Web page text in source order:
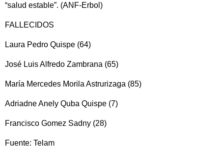
“salud estable”. (ANF-Erbol)
FALLECIDOS
Laura Pedro Quispe (64)
José Luis Alfredo Zambrana (65)
María Mercedes Morila Astrurizaga (85)
Adriadne Anely Quba Quispe (7)
Francisco Gomez Sadny (28)
Fuente: Telam